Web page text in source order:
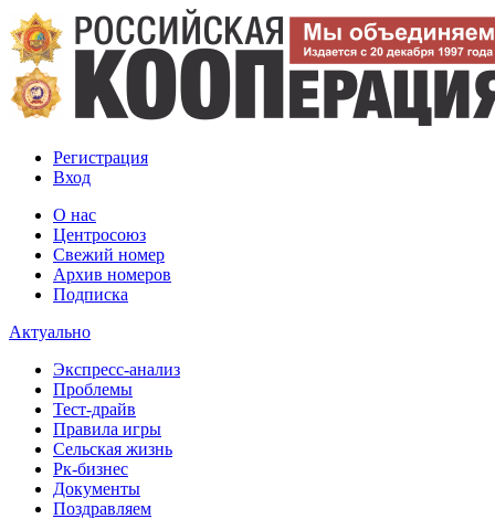
Регистрация
Вход
О нас
Центросоюз
Свежий номер
Архив номеров
Подписка
Актуально
Экспресс-анализ
Проблемы
Тест-драйв
Правила игры
Сельская жизнь
Рк-бизнес
Документы
Поздравляем